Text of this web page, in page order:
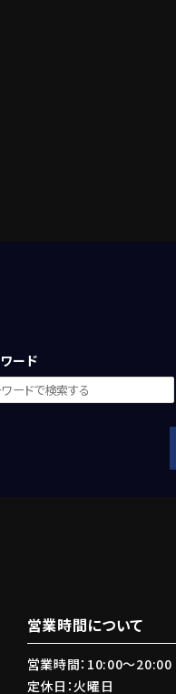
ード
営業時間について
営業時間：10:00〜20:00
定休日：火曜日